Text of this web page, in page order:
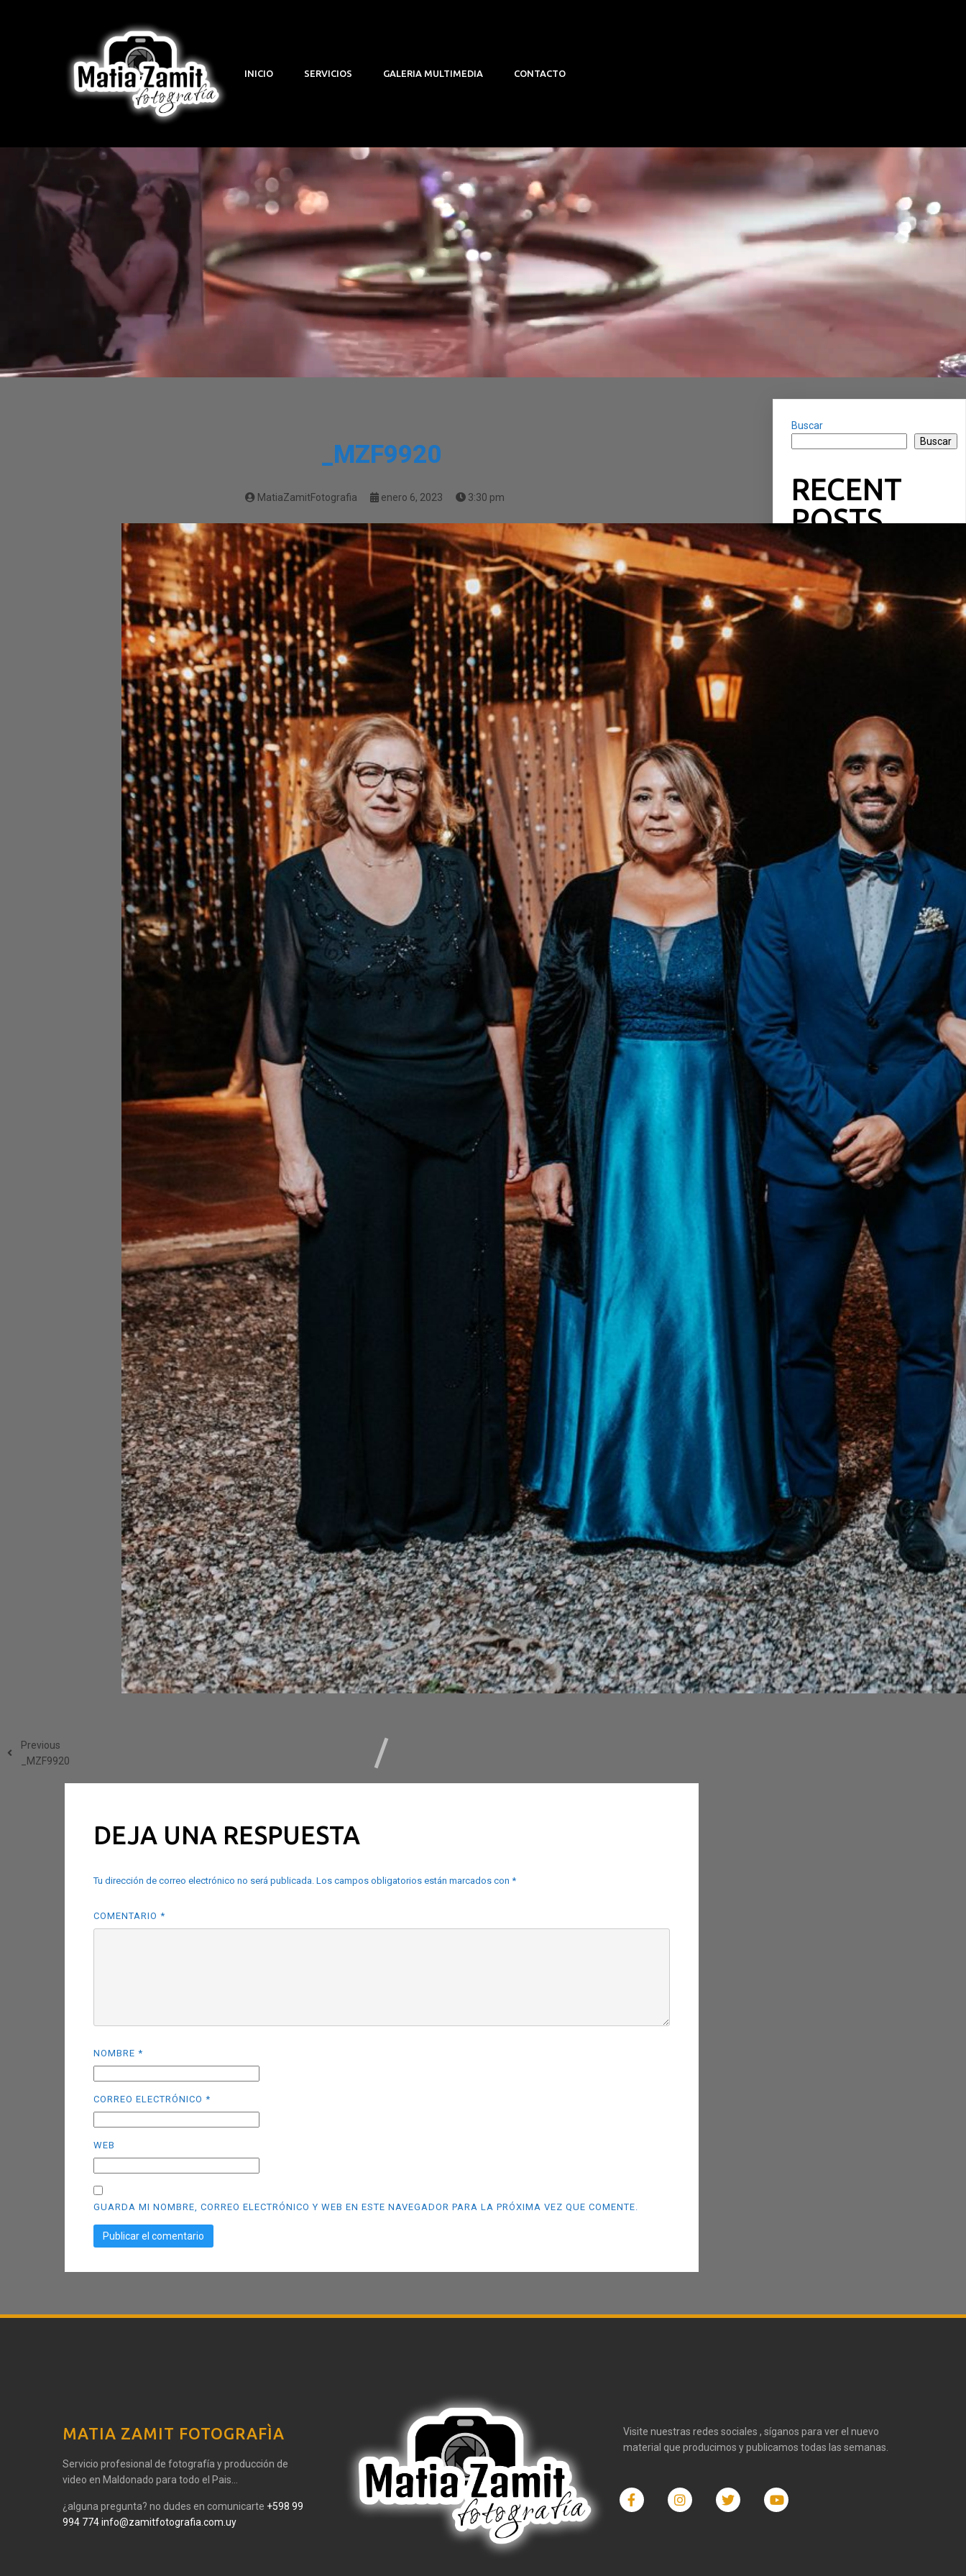
INICIO SERVICIOS GALERIA MULTIMEDIA CONTACTO
_MZF9920
MatiaZamitFotografia enero 6, 2023 3:30 pm
Previous
_MZF9920
DEJA UNA RESPUESTA
Tu dirección de correo electrónico no será publicada. Los campos obligatorios están marcados con*
COMENTARIO*
NOMBRE*
CORREO ELECTRÓNICO*
WEB
GUARDA MI NOMBRE, CORREO ELECTRÓNICO Y WEB EN ESTE NAVEGADOR PARA LA PRÓXIMA VEZ QUE COMENTE.
Buscar
Buscar
RECENT
POSTS
RECENT
COMMENTS
MATIA ZAMIT FOTOGRAFÌA
Servicio profesional de fotografía y producción de
video en Maldonado para todo el Pais...
¿alguna pregunta? no dudes en comunicarte +598 99
994 774info@zamitfotografia.com.uy
Visite nuestras redes sociales , síganos para ver el nuevo
material que producimos y publicamos todas las semanas.